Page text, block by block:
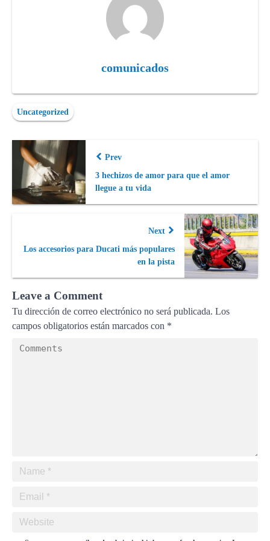
comunicados
Uncategorized
Prev
3 hechizos de amor para que el amor
llegue a tu vida
Next
Los accesorios para Ducati más populares
en la pista
Leave a Comment
Tu dirección de correo electrónico no será publicada. Los
campos obligatorios están marcados con *
Save my name, email, and website in this browser for the next time I